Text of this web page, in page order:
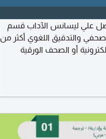
العمر 31 عاما، حاصل علي ليسانس الآداب قسم
والتدقيق اللغوي أكثر من